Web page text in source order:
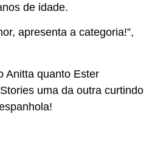
de idade.
apresenta a categoria!”,
Anitta quanto Ester
uma da outra curtindo